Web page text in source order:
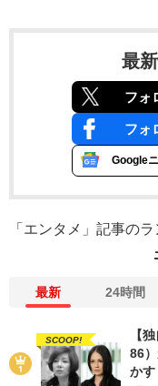
最
フォ
フォ
Google
「エンタメ」記事の
最新 24時間
SCOOP!
【
86
かす